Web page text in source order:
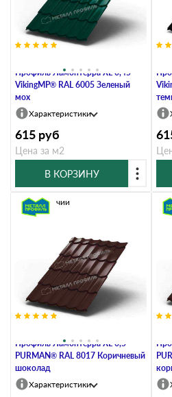
Профиль Ламонтерра XL 0,45
VikingMP® RAL 6005 Зеленый
мох
Характеристики
615 руб
Цена за м2
В КОРЗИНУ
Профиль Ламонтерра XL 0,5
PURMAN® RAL 8017 Коричневый
шоколад
В наличии
Характеристики